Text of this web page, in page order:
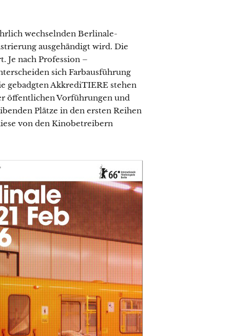
wechselnden Berlinale-
ausgehändigt wird. Die
Je nach Profession –
sich Farbausführung
gebadgten AkkrediTIERE stehen
öffentlichen Vorführungen und
Plätze in den ersten Reihen
von den Kinobetreibern